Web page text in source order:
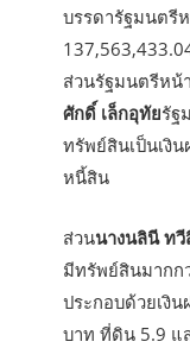
บรรดารัฐมนตรี
ส่วนรัฐมนตรีห
ศักดิ์ เล็กอุทัยรัฐ
ทรัพย์สินเป็นเงิ
หนี้สิน
ส่วนนางนลินี ท
มีทรัพย์สินมากก
ประกอบด้วยเงิ
บาท ที่ดิน 5.9 แ